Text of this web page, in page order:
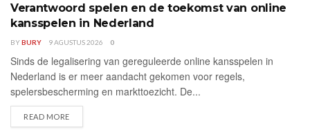
UNCATEGORIZED
Verantwoord spelen en de toekomst van online
kansspelen in Nederland
BYBURY 9 AGUSTUS 2026 0
Sinds de legalisering van gereguleerde online kansspelen in
Nederland is er meer aandacht gekomen voor regels,
spelersbescherming en markttoezicht. De...
READ MORE